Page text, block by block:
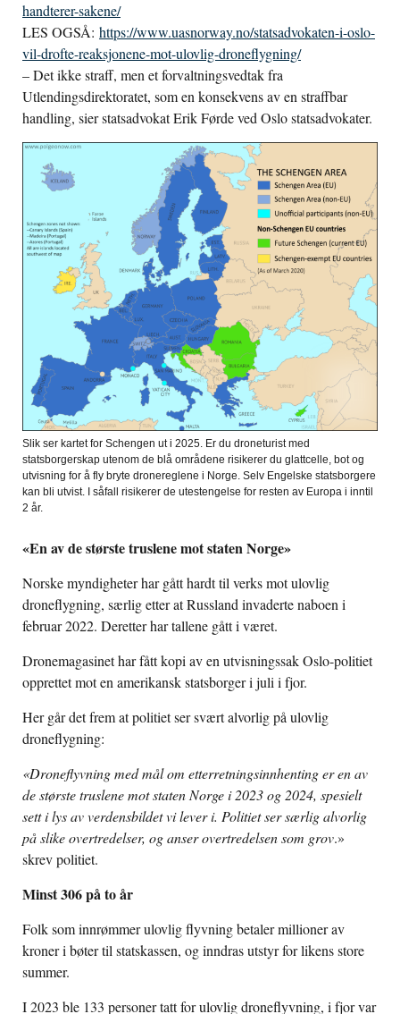
handterer-sakene/
LES OGSÅ: https://www.uasnorway.no/statsadvokaten-i-oslo-
vil-drofte-reaksjonene-mot-ulovlig-droneflygning/
– Det ikke straff, men et forvaltningsvedtak fra
Utlendingsdirektoratet, som en konsekvens av en straffbar
handling, sier statsadvokat Erik Førde ved Oslo statsadvokater.
Slik ser kartet for Schengen ut i 2025. Er du droneturist med
statsborgerskap utenom de blå områdene risikerer du glattcelle, bot og
utvisning for å fly bryte dronereglene i Norge. Selv Engelske statsborgere
kan bli utvist. I såfall risikerer de utestengelse for resten av Europa i inntil
2 år.
«En av de største truslene mot staten Norge»
Norske myndigheter har gått hardt til verks mot ulovlig
droneflygning, særlig etter at Russland invaderte naboen i
februar 2022. Deretter har tallene gått i været.
Dronemagasinet har fått kopi av en utvisningssak Oslo-politiet
opprettet mot en amerikansk statsborger i juli i fjor.
Her går det frem at politiet ser svært alvorlig på ulovlig
droneflygning:
«Droneflyvning med mål om etterretningsinnhenting er en av
de største truslene mot staten Norge i 2023 og 2024, spesielt
sett i lys av verdensbildet vi lever i. Politiet ser særlig alvorlig
på slike overtredelser, og anser overtredelsen som grov.»
skrev politiet.
Minst 306 på to år
Folk som innrømmer ulovlig flyvning betaler millioner av
kroner i bøter til statskassen, og inndras utstyr for likens store
summer.
I 2023 ble 133 personer tatt for ulovlig droneflyvning, i fjor var